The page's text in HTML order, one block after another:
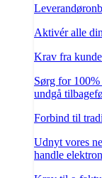
Aktivér alle
Krav fra
Sørg for
undgå
Forbind til
Udnyt vores
handle